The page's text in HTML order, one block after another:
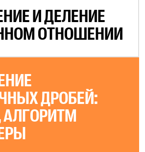
И ДЕЛЕНИЕ
ОТНОШЕНИИ
ДРОБЕЙ:
АЛГОРИТМ